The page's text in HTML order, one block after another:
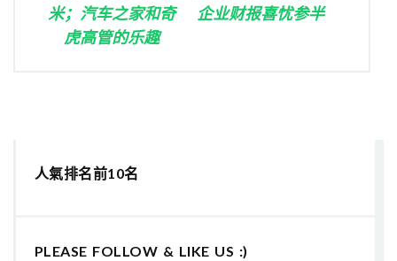
米；汽车之家和奇
虎高管的乐趣
企业财报喜忧参半
人氣排名前10名
PLEASE FOLLOW & LIKE US :)